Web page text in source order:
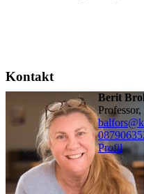
Kontakt
Berit
08790
Profil